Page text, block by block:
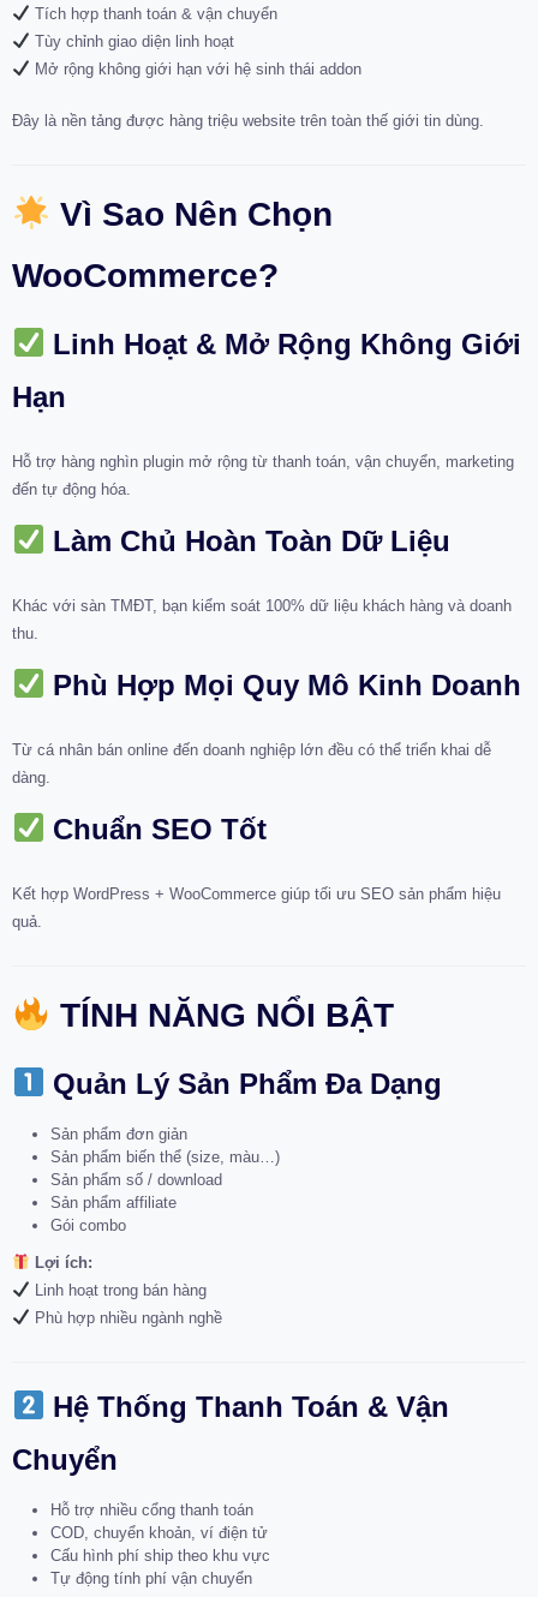
Tích hợp thanh toán & vận chuyển
Tùy chỉnh giao diện linh hoạt
Mở rộng không giới hạn với hệ sinh thái addon
Đây là nền tảng được hàng triệu website trên toàn thế giới tin dùng.
Vì Sao Nên Chọn
WooCommerce?
Linh Hoạt & Mở Rộng Không Giới
Hạn
Hỗ trợ hàng nghìn plugin mở rộng từ thanh toán, vận chuyển, marketing
đến tự động hóa.
Làm Chủ Hoàn Toàn Dữ Liệu
Khác với sàn TMĐT, bạn kiểm soát 100% dữ liệu khách hàng và doanh
thu.
Phù Hợp Mọi Quy Mô Kinh Doanh
Từ cá nhân bán online đến doanh nghiệp lớn đều có thể triển khai dễ
dàng.
Chuẩn SEO Tốt
Kết hợp WordPress + WooCommerce giúp tối ưu SEO sản phẩm hiệu
quả.
TÍNH NĂNG NỔI BẬT
Quản Lý Sản Phẩm Đa Dạng
Sản phẩm đơn giản
Sản phẩm biến thể (size, màu…)
Sản phẩm số / download
Sản phẩm affiliate
Gói combo
Lợi ích:
Linh hoạt trong bán hàng
Phù hợp nhiều ngành nghề
Hệ Thống Thanh Toán & Vận
Chuyển
Hỗ trợ nhiều cổng thanh toán
COD, chuyển khoản, ví điện tử
Cấu hình phí ship theo khu vực
Tự động tính phí vận chuyển